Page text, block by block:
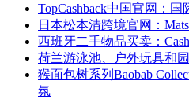
TopCashback中国官网：
日本松本清跨境官网：
西班牙二手物品买卖：
荷兰游泳池、户外玩具和
猴面包树系列Baobab
氛